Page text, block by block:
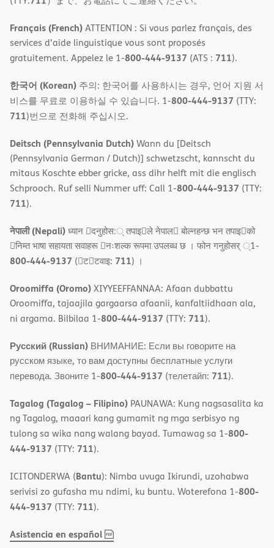
Français (French)ATTENTION : Si vous parlez français, des
services d'aide linguistique vous sont proposés
gratuitement. Appelez le 1-800-444-9137 (ATS : 711).
한국어 (Korean) 주의: 한국어를 사용하시는 경우, 언어 지원 서
비스를 무료로 이용하실 수 있습니다. 1-800-444-9137 (TTY:
711)번으로 전화해 주십시오.
Deitsch (Pennsylvania Dutch)Wann du [Deitsch
(Pennsylvania German / Dutch)] schwetzscht, kannscht du
mitaus Koschte ebber gricke, ass dihr helft mit die englisch
Schprooch. Ruf selli Nummer uff: Call 1-800-444-9137 (TTY:
711).
नेपाली (Nepali)ध्यान 􀇑दनुहोस:् तपाइ􀉍ले नेपाल􀈣 बोल्नहन्छ भन तपाइ􀉍को
􀇓निम्त भाषा सहायता सवाहरू 􀇓नःशल्क रूपमा उपलब्ध छ । फोन गनुहोसर् ्1-
800-444-9137 (􀇑ट􀇑टवाइ: 711) ।
Oroomiffa (Oromo)XIYYEEFFANNAA: Afaan dubbattu
Oroomiffa, tajaajila gargaarsa afaanii, kanfaltiidhaan ala,
ni argama. Bilbilaa 1-800-444-9137 (TTY: 711).
Русский (Russian) ВНИМАНИЕ: Если вы говорите на
русском языке, то вам доступны бесплатные услуги
перевода. Звоните 1-800-444-9137 (телетайп: 711).
Tagalog (Tagalog – Filipino) PAUNAWA: Kung nagsasalita ka
ng Tagalog, maaari kang gumamit ng mga serbisyo ng
tulong sa wika nang walang bayad. Tumawag sa 1-800-
444-9137 (TTY: 711).
ICITONDERWA (Bantu): Nimba uvuga Ikirundi, uzohabwa
serivisi zo gufasha mu ndimi, ku buntu. Woterefona 1-800-
444-9137 (TTY: 711).
Asistencia en español,
(opens